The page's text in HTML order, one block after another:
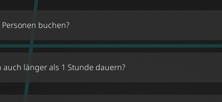
buchen?
länger als 1 Stunde dauern?